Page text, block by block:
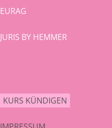
EURAG
JURIS BY HEMMER
KURS KÜNDIGEN